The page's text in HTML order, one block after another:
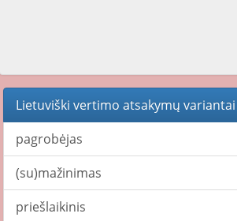
Lietuviški vertimo atsakymų variantai
pagrobėjas
(su)mažinimas
priešlaikinis